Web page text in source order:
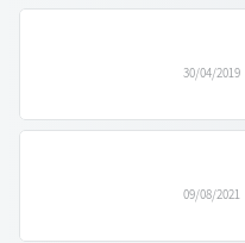
30/04/2019
09/08/2021